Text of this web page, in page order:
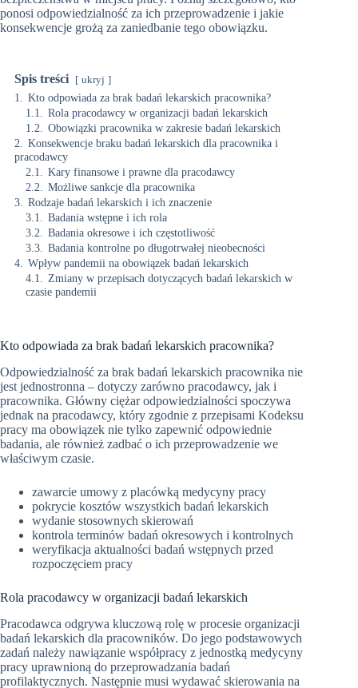
ponosi odpowiedzialność za ich przeprowadzenie i jakie
konsekwencje grożą za zaniedbanie tego obowiązku.
Spis treści ukryj
1.
Kto odpowiada za brak badań lekarskich pracownika?
1.1.
Rola pracodawcy w organizacji badań lekarskich
1.2.
Obowiązki pracownika w zakresie badań lekarskich
2.
Konsekwencje braku badań lekarskich dla pracownika i
pracodawcy
2.1.
Kary finansowe i prawne dla pracodawcy
2.2.
Możliwe sankcje dla pracownika
3.
Rodzaje badań lekarskich i ich znaczenie
3.1.
Badania wstępne i ich rola
3.2.
Badania okresowe i ich częstotliwość
3.3.
Badania kontrolne po długotrwałej nieobecności
4.
Wpływ pandemii na obowiązek badań lekarskich
4.1.
Zmiany w przepisach dotyczących badań lekarskich w
czasie pandemii
Kto odpowiada za brak badań lekarskich pracownika?
Odpowiedzialność za brak badań lekarskich pracownika nie
jest jednostronna – dotyczy zarówno pracodawcy, jak i
pracownika. Główny ciężar odpowiedzialności spoczywa
jednak na pracodawcy, który zgodnie z przepisami Kodeksu
pracy ma obowiązek nie tylko zapewnić odpowiednie
badania, ale również zadbać o ich przeprowadzenie we
właściwym czasie.
zawarcie umowy z placówką medycyny pracy
pokrycie kosztów wszystkich badań lekarskich
wydanie stosownych skierowań
kontrola terminów badań okresowych i kontrolnych
weryfikacja aktualności badań wstępnych przed
rozpoczęciem pracy
Rola pracodawcy w organizacji badań lekarskich
Pracodawca odgrywa kluczową rolę w procesie organizacji
badań lekarskich dla pracowników. Do jego podstawowych
zadań należy nawiązanie współpracy z jednostką medycyny
pracy uprawnioną do przeprowadzania badań
profilaktycznych. Następnie musi wydawać skierowania na